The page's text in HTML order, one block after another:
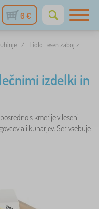
0 €
/ Tidlo Lesen zaboj z
izdelki in
s kmetije v leseni
ali kuharjev. Set vsebuje